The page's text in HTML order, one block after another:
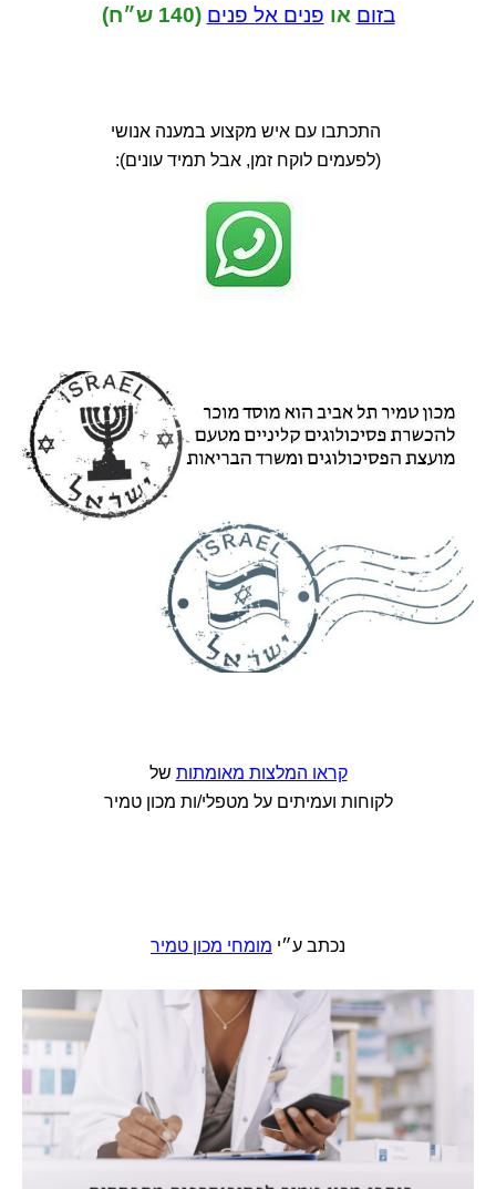
בזום או פנים אל פנים (140 ש״ח)
התכתבו עם איש מקצוע במענה אנושי
(לפעמים לוקח זמן, אבל תמיד עונים):
קראו המלצות מאומתות של
לקוחות ועמיתים על מטפלי/ות מכון טמיר
נכתב ע״י מומחי מכון טמיר